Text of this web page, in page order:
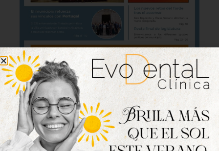
Lo último